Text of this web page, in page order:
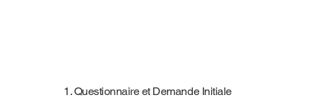
1. Questionnaire et Demande Initiale